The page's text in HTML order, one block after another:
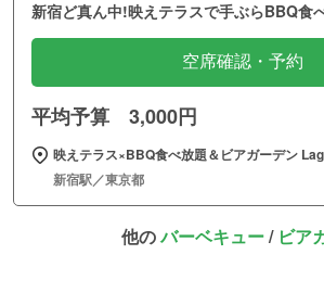
新宿ど真ん中!映えテラスで手ぶらBBQ食
空席確認・予約
平均予算 3,000円
映えテラス×BBQ食べ放題＆ビアガーデン
新宿駅／東京都
他のバーベキュー/ ビア